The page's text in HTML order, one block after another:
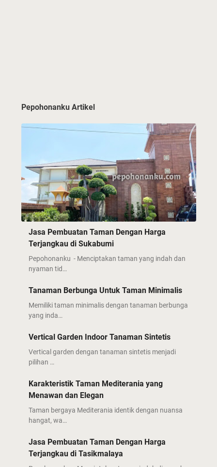
Pepohonanku Artikel
Jasa Pembuatan Taman Dengan Harga
Terjangkau di Sukabumi
Pepohonanku - Menciptakan taman yang indah dan
nyaman tid…
Tanaman Berbunga Untuk Taman Minimalis
Memiliki taman minimalis dengan tanaman berbunga
yang inda…
Vertical Garden Indoor Tanaman Sintetis
Vertical garden dengan tanaman sintetis menjadi
pilihan …
Karakteristik Taman Mediterania yang
Menawan dan Elegan
Taman bergaya Mediterania identik dengan nuansa
hangat, wa…
Jasa Pembuatan Taman Dengan Harga
Terjangkau di Tasikmalaya